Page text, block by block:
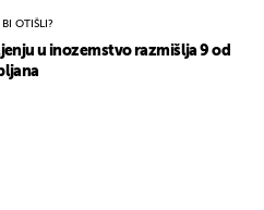
BI OTIŠLI?
u inozemstvo razmišlja 9 od